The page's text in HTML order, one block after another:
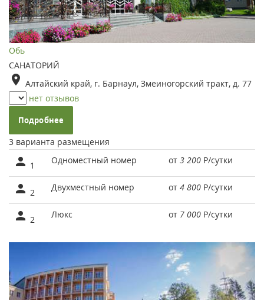
Обь
САНАТОРИЙ
Алтайский край, г. Барнаул, Змеиногорский тракт, д. 77
нет отзывов
Подробнее
3 варианта размещения
1 Одноместный номер от 3 200 Р/сутки
2 Двухместный номер от 4 800 Р/сутки
2 Люкс от 7 000 Р/сутки